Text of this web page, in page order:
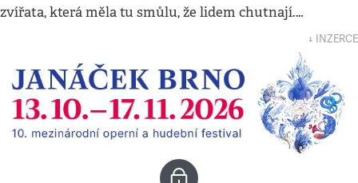
zvířata, která měla tu smůlu, že lidem chutnají.…
↓ INZERCE